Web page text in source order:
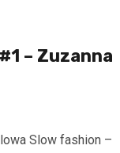
– Zuzanna
Slow fashion –